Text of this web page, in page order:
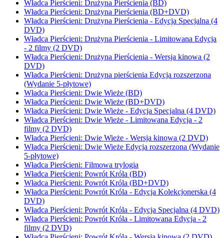
Władca Pierścieni: Drużyna Pierścienia (BD)
Władca Pierścieni: Drużyna Pierścienia (BD+DVD)
Władca Pierścieni: Drużyna Pierścienia - Edycja Specjalna (4
DVD)
Władca Pierścieni: Drużyna Pierścienia - Limitowana Edycja
- 2 filmy (2 DVD)
Władca Pierścieni: Drużyna Pierścienia - Wersja kinowa (2
DVD)
Władca Pierścieni: Drużyna pierścienia Edycja rozszerzona
(Wydanie 5-płytowe)
Władca Pierścieni: Dwie Wieże (BD)
Władca Pierścieni: Dwie Wieże (BD+DVD)
Władca Pierścieni: Dwie Wieże - Edycja Specjalna (4 DVD)
Władca Pierścieni: Dwie Wieże - Limitowana Edycja - 2
filmy (2 DVD)
Władca Pierścieni: Dwie Wieże - Wersja kinowa (2 DVD)
Władca Pierścieni: Dwie Wieże Edycja rozszerzona (Wydanie
5-płytowe)
Władca Pierścieni: Filmowa trylogia
Władca Pierścieni: Powrót Króla (BD)
Władca Pierścieni: Powrót Króla (BD+DVD)
Władca Pierścieni: Powrót Króla - Edycja Kolekcjonerska (4
DVD)
Władca Pierścieni: Powrót Króla - Edycja Specjalna (4 DVD)
Władca Pierścieni: Powrót Króla - Limitowana Edycja - 2
filmy (2 DVD)